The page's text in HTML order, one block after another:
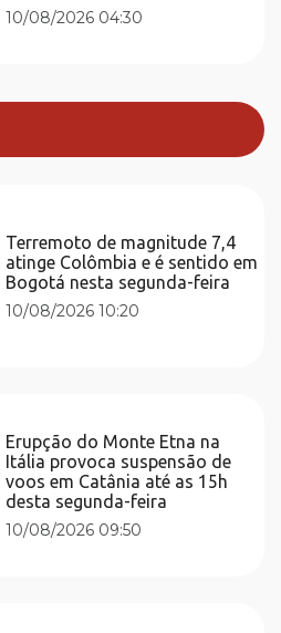
10/08/2026 04:30
Terremoto de magnitude 7,4
atinge Colômbia e é sentido em
Bogotá nesta segunda-feira
10/08/2026 10:20
Erupção do Monte Etna na
Itália provoca suspensão de
voos em Catânia até as 15h
desta segunda-feira
10/08/2026 09:50